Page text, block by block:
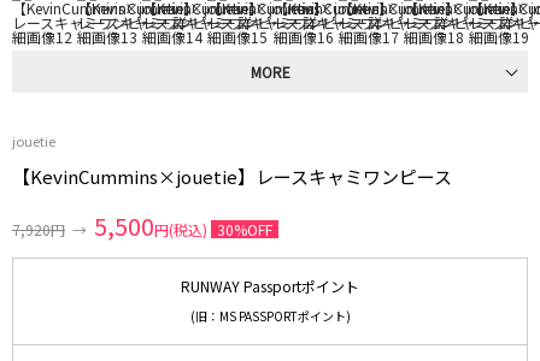
MORE
jouetie
【KevinCummins×jouetie】レースキャミワンピース
7,920円 → 5,500円(税込) 30%OFF
RUNWAY Passportポイント
(旧：MS PASSPORTポイント)